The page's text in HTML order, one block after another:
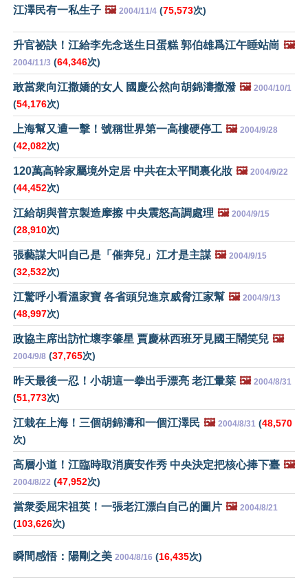
江澤民有一私生子 🖼️ 2004/11/4 (75,573次)
升官祕訣！江給李先念送生日蛋糕 郭伯雄爲江午睡站崗 🖼️
2004/11/3 (64,346次)
敢當衆向江撒嬌的女人 國慶公然向胡錦濤撒潑 🖼️ 2004/10/1
(54,176次)
上海幫又遭一擊！號稱世界第一高樓硬停工 🖼️ 2004/9/28
(42,082次)
120萬高幹家屬境外定居 中共在太平間裏化妝 🖼️ 2004/9/22
(44,452次)
江給胡與普京製造摩擦 中央震怒高調處理 🖼️ 2004/9/15
(28,910次)
張藝謀大叫自己是「催奔兒」江才是主謀 🖼️ 2004/9/15
(32,532次)
江驚呼小看溫家寶 各省頭兒進京威脅江家幫 🖼️ 2004/9/13
(48,997次)
政協主席出訪忙壞李肇星 賈慶林西班牙見國王鬧笑兒 🖼️
2004/9/8 (37,765次)
昨天最後一忍！小胡這一拳出手漂亮 老江暈菜 🖼️ 2004/8/31
(51,773次)
江栽在上海！三個胡錦濤和一個江澤民 🖼️ 2004/8/31 (48,570
次)
高層小道！江臨時取消廣安作秀 中央決定把核心捧下臺 🖼️
2004/8/22 (47,952次)
當衆委屈宋祖英！一張老江漂白自己的圖片 🖼️ 2004/8/21
(103,626次)
瞬間感悟：陽剛之美 2004/8/16 (16,435次)